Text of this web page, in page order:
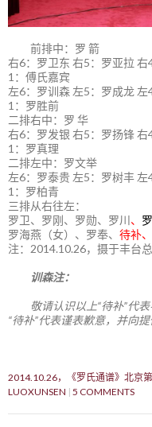
前排中：罗 箭
右6：罗卫东 右5：罗亚拉
1：傅氏嘉宾
左6：罗训森 左5：罗成龙
1：罗胜前
二排右中：罗 华
右6：罗发银 右5：罗扬锋
1：罗真理
二排左中：罗文举
左6：罗泰贵 左5：罗树丰 左
1：罗柏青
三排从右往左：
罗卫、罗刚、罗勋、罗川 、
罗海燕（女）、罗奉、 待补
注：2014.10.26，摄于丰台
训森注：
敬请认识以上“待补”代
“待补”代表谨表歉意，并向
2014.10.26，《罗氏通谱》北京
LUOXUNSEN 5 COMMENTS